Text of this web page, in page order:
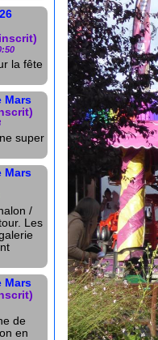
la fête
Mars
super
Mars
/
Les
Mars
de
en